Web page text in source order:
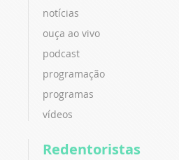
notícias
ouça ao vivo
podcast
programação
programas
vídeos
Redentoristas